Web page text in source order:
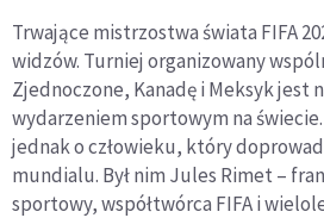
Trwające mistrzostwa świata FIFA
widzów. Turniej organizowany
Zjednoczone, Kanadę i Meksyk jest
wydarzeniem sportowym na
jednak o człowieku, który
mundialu. Był nim Jules Rimet –
sportowy, współtwórca FIFA i